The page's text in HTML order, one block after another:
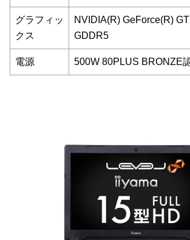
グラフィッ
クス
NVIDIA(R) GeForce(R)
GDDR5
電源 500W 80PLUS BRONZE